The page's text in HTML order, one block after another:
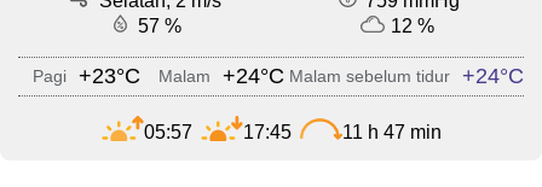
57 %
12 %
Pagi +23°C Malam +24°C Malam sebelum tidur +24°C
05:57 17:45 11 h 47 min